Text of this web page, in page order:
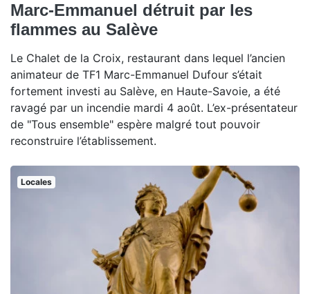
Marc-Emmanuel détruit par les
flammes au Salève
Le Chalet de la Croix, restaurant dans lequel l’ancien
animateur de TF1 Marc-Emmanuel Dufour s’était
fortement investi au Salève, en Haute-Savoie, a été
ravagé par un incendie mardi 4 août. L’ex-présentateur
de "Tous ensemble" espère malgré tout pouvoir
reconstruire l’établissement.
Locales